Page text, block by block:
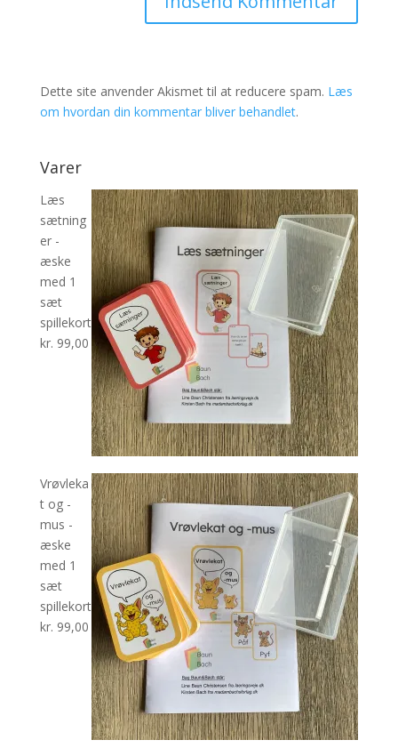
Dette site anvender Akismet til at reducere spam. Læs
om hvordan din kommentar bliver behandlet.
Varer
Læs
sætning
er -
æske
med 1
sæt
spillekort
kr. 99,00
Vrøvleka
t og -
mus -
æske
med 1
sæt
spillekort
kr. 99,00